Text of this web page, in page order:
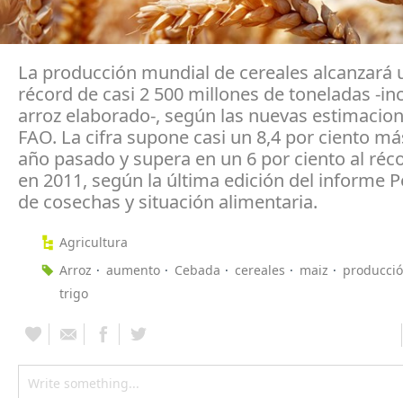
La producción mundial de cereales alcanzará
récord de casi 2 500 millones de toneladas -
arroz elaborado-, según las nuevas
FAO. La cifra supone casi un 8,4 por ciento
año pasado y supera en un 6 por ciento al
en 2011, según la última edición del informe
de cosechas y situación alimentaria.
Agricultura
Arroz
aumento Cebada cereales maiz
trigo